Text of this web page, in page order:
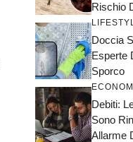
Rischio
Doccia
Esperte
Sporco
Debiti:
Sono
Allarme